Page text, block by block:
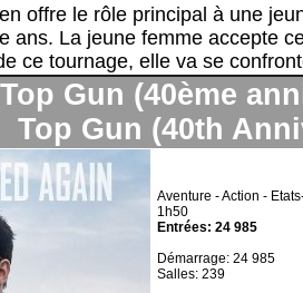
offre le rôle principal à une
ans. La jeune femme accepte
ce tournage, elle va se
Top Gun (40ème
Top Gun (40th
Aventure - Action -
1h50
Entrées: 24 985
Démarrage: 24 985
Salles: 239